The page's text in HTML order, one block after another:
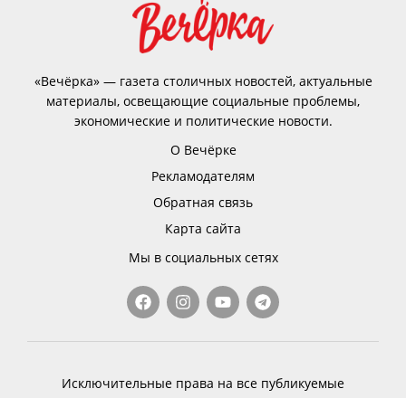
«Вечёрка» — газета столичных новостей, актуальные
материалы, освещающие социальные проблемы,
экономические и политические новости.
О Вечёрке
Рекламодателям
Обратная связь
Карта сайта
Мы в социальных сетях
Исключительные права на все публикуемые